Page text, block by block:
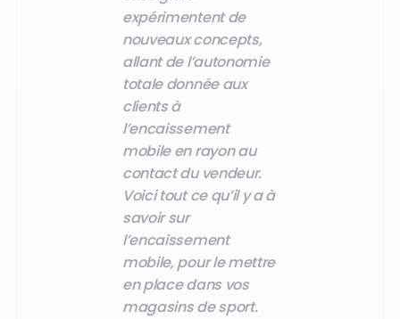
expérimentent de
nouveaux concepts,
allant de l’autonomie
totale donnée aux
clients à
l’encaissement
mobile en rayon au
contact du vendeur.
Voici tout ce qu’il y a à
savoir sur
l’encaissement
mobile, pour le mettre
en place dans vos
magasins de sport.